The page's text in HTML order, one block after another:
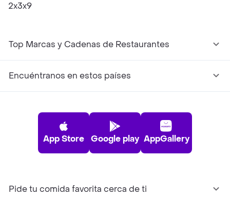
2x3x9
Top Marcas y Cadenas de Restaurantes
Encuéntranos en estos países
App Store Google play AppGallery
Pide tu comida favorita cerca de ti